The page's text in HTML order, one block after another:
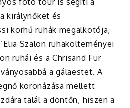
királynőket és
korhű ruhák megalkotója,
Szalon ruhakölteményei
ruhái és a Chrisand Fur
a gálaestet. A
koronázása mellett
talál a döntőn, hiszen a